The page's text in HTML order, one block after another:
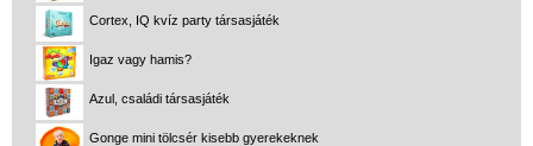
Cortex, IQ kvíz party társasjáték
Igaz vagy hamis?
Azul, családi társasjáték
Gonge mini tölcsér kisebb gyerekeknek